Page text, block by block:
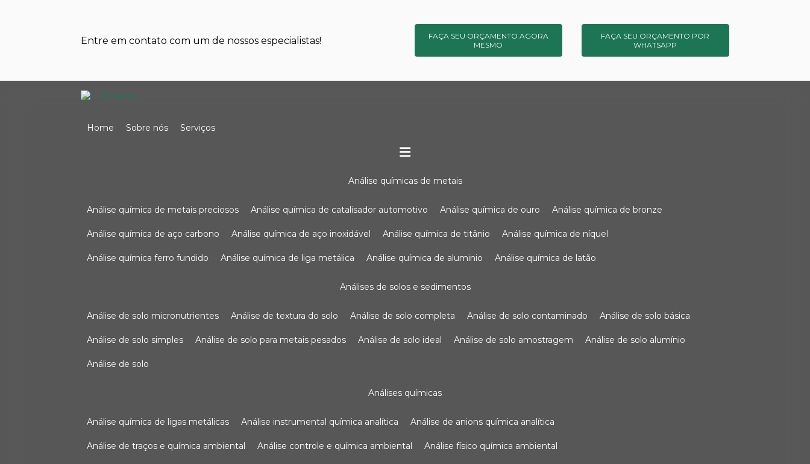
Entre em contato com um de nossos especialistas!
FAÇA SEU ORÇAMENTO AGORA
MESMO
FAÇA SEU ORÇAMENTO POR
WHATSAPP
Home Sobre nós Serviços
análise químicas de metais
análise química de metais preciosos análise química de catalisador automotivo análise química de ouro análise química de bronze
análise química de aço carbono análise química de aço inoxidável análise química de titânio análise química de níquel
análise química ferro fundido análise química de liga metálica análise química de aluminio análise química de latão
análises de solos e sedimentos
análise de solo micronutrientes análise de textura do solo análise de solo completa análise de solo contaminado análise de solo básica
análise de solo simples análise de solo para metais pesados análise de solo ideal análise de solo amostragem análise de solo alumínio
análise de solo
análises químicas
análise química de ligas metálicas análise instrumental química analítica análise de anions química analítica
análise de traços e química ambiental análise controle e química ambiental análise físico química ambiental